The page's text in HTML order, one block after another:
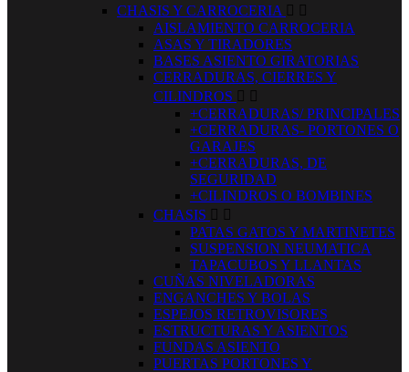
CHASIS Y CARROCERIA  
AISLAMIENTO CARROCERIA
ASAS Y TIRADORES
BASES ASIENTO GIRATORIAS
CERRADURAS, CIERRES Y
CILINDROS  
+CERRADURAS/ PRINCIPALES
+CERRADURAS- PORTONES O
GARAJES
+CERRADURAS, DE
SEGURIDAD
+CILINDROS O BOMBINES
CHASIS  
PATAS GATOS Y MARTINETES
SUSPENSION NEUMATICA
TAPACUBOS Y LLANTAS
CUÑAS NIVELADORAS
ENGANCHES Y BOLAS
ESPEJOS RETROVISORES
ESTRUCTURAS Y ASIENTOS
FUNDAS ASIENTO
PUERTAS PORTONES Y